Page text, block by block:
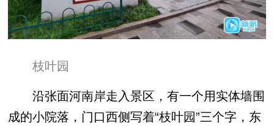
枝叶园
沿张面河南岸走入景区，有一个用实体墙围
成的小院落，门口西侧写着“枝叶园”三个字，东